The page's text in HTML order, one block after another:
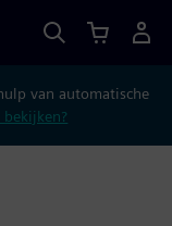
van automatische